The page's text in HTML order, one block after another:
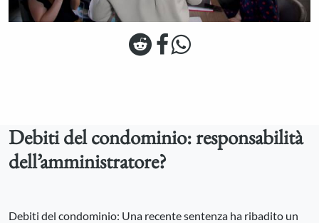
Debiti del condominio: responsabilità
dell’amministratore?
Debiti del condominio: Una recente sentenza ha ribadito un